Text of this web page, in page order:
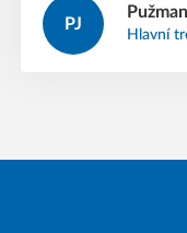
PJ
Pužman
Hlavní